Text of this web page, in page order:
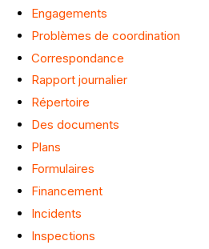
Engagements
Problèmes de coordination
Correspondance
Rapport journalier
Répertoire
Des documents
Plans
Formulaires
Financement
Incidents
Inspections